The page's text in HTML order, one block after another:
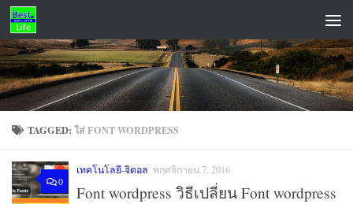
Skip to content
ADS
TAGGED:ใส่ FONT WORDPRESS
0
เทคโนโลยี-จิตอล พฤศจิกายน 7, 2016
Font wordpress วิธีเปลี่ยน Font wordpress